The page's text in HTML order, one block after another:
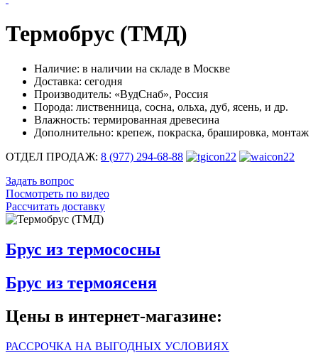
Термобрус (ТМД)
Наличие: в наличии на складе в Москве
Доставка: сегодня
Производитель: «ВудСнаб», Россия
Порода: лиственница, сосна, ольха, дуб, ясень, и др.
Влажность: термированная древесина
Дополнительно: крепеж, покраска, брашировка, монтаж
ОТДЕЛ ПРОДАЖ: 8 (977) 294-68-88
Задать вопрос
Посмотреть по видео
Рассчитать доставку
Брус из термососны
Брус из термоясеня
Цены в интернет-магазине:
РАССРОЧКА НА ВЫГОДНЫХ УСЛОВИЯХ